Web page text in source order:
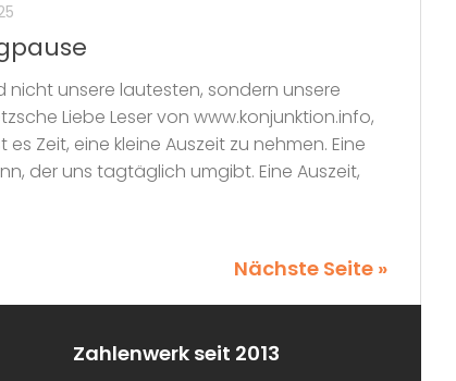
nicht unsere lautesten, sondern unsere
Liebe Leser von www.konjunktion.info,
Zeit, eine kleine Auszeit zu nehmen. Eine
der uns tagtäglich umgibt. Eine Auszeit,
Nächste Seite »
Zahlenwerk seit 2013